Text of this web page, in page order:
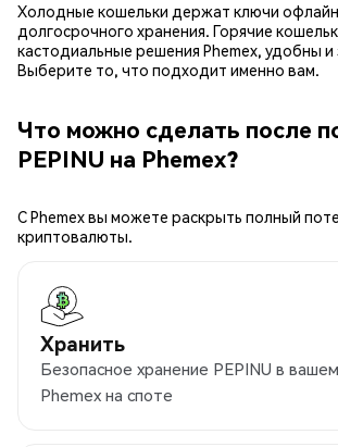
Холодные кошельки держат ключи
долгосрочного хранения. Горячие
кастодиальные решения Phemex, удобны
Выберите то, что подходит именно вам.
Что можно сделать после
PEPINU на Phemex?
С Phemex вы можете раскрыть полный
криптовалюты.
Хранить
Безопасное хранение PEPINU в
Phemex на споте